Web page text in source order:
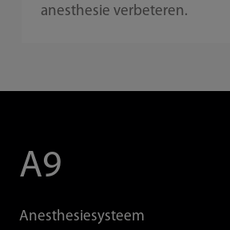
anesthesie verbeteren.
A9
Anesthesiesysteem